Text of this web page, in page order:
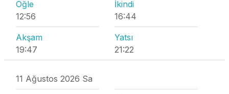
Öğle
12:56
İkindi
16:44
Akşam
19:47
Yatsı
21:22
11 Ağustos 2026 Sa